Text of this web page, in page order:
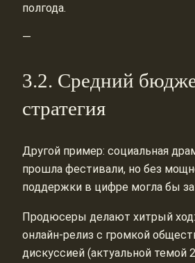
полгода.
—
3.2. Средний
стратегия
Другой пример: социальная
прошла фестивали, но без
поддержки в цифре могла бы
Продюсеры делают хитрый
онлайн‑релиз с громкой
дискуссией (актуальной темой